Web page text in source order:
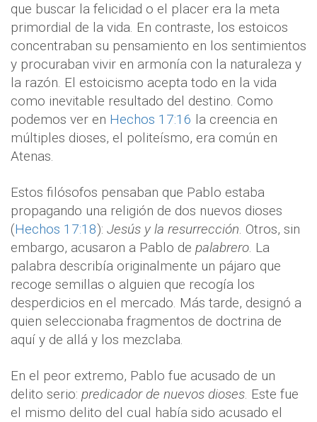
que buscar la felicidad o el placer era la meta
primordial de la vida. En contraste, los estoicos
concentraban su pensamiento en los sentimientos
y procuraban vivir en armonía con la naturaleza y
la razón. El estoicismo acepta todo en la vida
como inevitable resultado del destino. Como
podemos ver en Hechos 17:16 la creencia en
múltiples dioses, el politeísmo, era común en
Atenas.
Estos filósofos pensaban que Pablo estaba
propagando una religión de dos nuevos dioses
(Hechos 17:18): Jesús y la resurrección. Otros, sin
embargo, acusaron a Pablo de palabrero. La
palabra describía originalmente un pájaro que
recoge semillas o alguien que recogía los
desperdicios en el mercado. Más tarde, designó a
quien seleccionaba fragmentos de doctrina de
aquí y de allá y los mezclaba.
En el peor extremo, Pablo fue acusado de un
delito serio: predicador de nuevos dioses. Este fue
el mismo delito del cual había sido acusado el